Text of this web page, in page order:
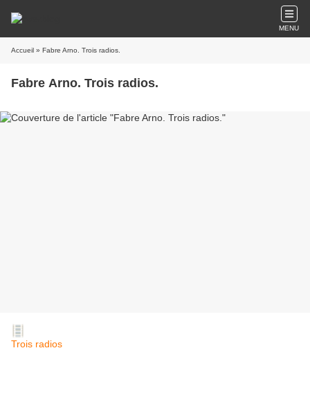
MENU
Accueil » Fabre Arno. Trois radios.
Fabre Arno. Trois radios.
Trois radios